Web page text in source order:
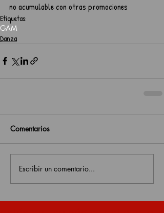
no acumulable con otras promociones
Etiquetas:
GAM
Danza
Comentarios
Escribir un comentario...